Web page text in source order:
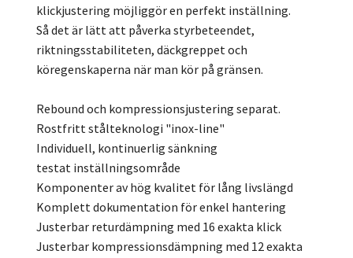
klickjustering möjliggör en perfekt inställning.
Så det är lätt att påverka styrbeteendet,
riktningsstabiliteten, däckgreppet och
köregenskaperna när man kör på gränsen.
Rebound och kompressionsjustering separat.
Rostfritt stålteknologi "inox-line"
Individuell, kontinuerlig sänkning
testat inställningsområde
Komponenter av hög kvalitet för lång livslängd
Komplett dokumentation för enkel hantering
Justerbar returdämpning med 16 exakta klick
Justerbar kompressionsdämpning med 12 exakta